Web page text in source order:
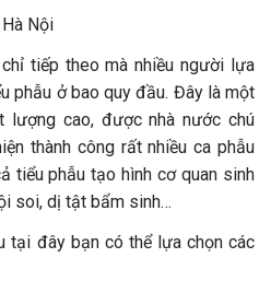
Nội
tiếp theo mà nhiều người lựa
phẫu ở bao quy đầu. Đây là một
lượng cao, được nhà nước chú
thành công rất nhiều ca phẫu
tiểu phẫu tạo hình cơ quan sinh
soi, dị tật bẩm sinh…
tại đây bạn có thể lựa chọn các